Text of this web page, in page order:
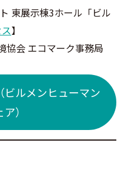
東展示棟3ホール「ビル
】
協会 エコマーク事務局
ルメンヒューマン
）